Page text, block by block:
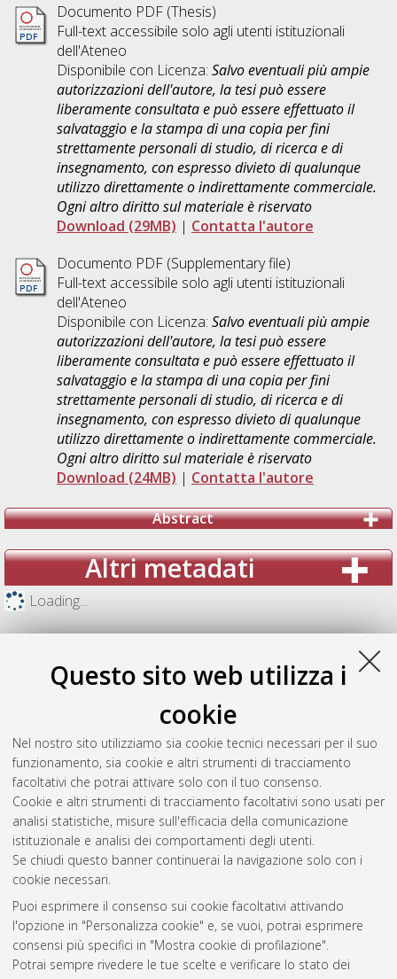
Questo sito web utilizza i
cookie
Nel nostro sito utilizziamo sia cookie tecnici necessari per il suo
funzionamento, sia cookie e altri strumenti di tracciamento
facoltativi che potrai attivare solo con il tuo consenso.
Cookie e altri strumenti di tracciamento facoltativi sono usati per
analisi statistiche, misure sull'efficacia della comunicazione
istituzionale e analisi dei comportamenti degli utenti.
Se chiudi questo banner continuerai la navigazione solo con i
cookie necessari.
Puoi esprimere il consenso sui cookie facoltativi attivando
l'opzione in "Personalizza cookie" e, se vuoi, potrai esprimere
consensi più specifici in "Mostra cookie di profilazione".
Potrai sempre rivedere le tue scelte e verificare lo stato dei
Documento PDF (Thesis)
Full-text accessibile solo agli utenti istituzionali
dell'Ateneo
Disponibile con Licenza: Salvo eventuali più ampie
autorizzazioni dell'autore, la tesi può essere
liberamente consultata e può essere effettuato il
salvataggio e la stampa di una copia per fini
strettamente personali di studio, di ricerca e di
insegnamento, con espresso divieto di qualunque
utilizzo direttamente o indirettamente commerciale.
Ogni altro diritto sul materiale è riservato
Download (29MB) | Contatta l'autore
Documento PDF (Supplementary file)
Full-text accessibile solo agli utenti istituzionali
dell'Ateneo
Disponibile con Licenza: Salvo eventuali più ampie
autorizzazioni dell'autore, la tesi può essere
liberamente consultata e può essere effettuato il
salvataggio e la stampa di una copia per fini
strettamente personali di studio, di ricerca e di
insegnamento, con espresso divieto di qualunque
utilizzo direttamente o indirettamente commerciale.
Ogni altro diritto sul materiale è riservato
Download (24MB) | Contatta l'autore
Abstract
Altri metadati
Loading...
Gestione del documento:
Atom
Rss 1.0
Rss 2.0